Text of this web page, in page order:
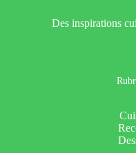
Des inspirations